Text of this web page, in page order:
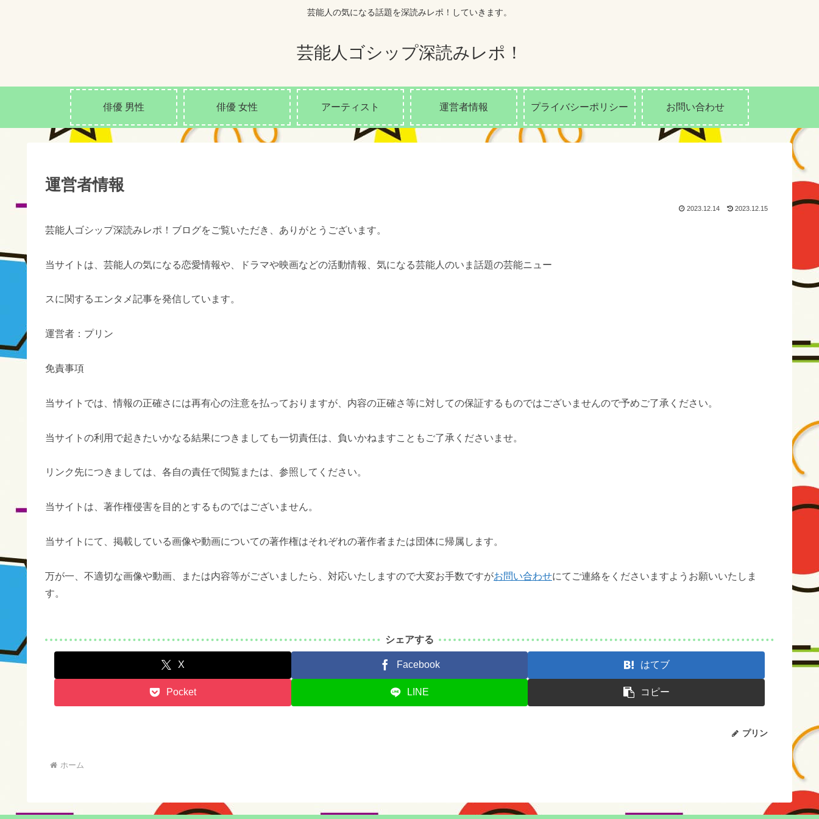
芸能人の気になる話題を深読みレポ！していきます。
芸能人ゴシップ深読みレポ！
俳優 男性 俳優 女性 アーティスト 運営者情報 プライバシーポリシー お問い合わせ
運営者情報
2023.12.14 2023.12.15
芸能人ゴシップ深読みレポ！ブログをご覧いただき、ありがとうございます。
当サイトは、芸能人の気になる恋愛情報や、ドラマや映画などの活動情報、気になる芸能人のいま話題の芸能ニュー
スに関するエンタメ記事を発信しています。
運営者：プリン
免責事項
当サイトでは、情報の正確さには再有心の注意を払っておりますが、内容の正確さ等に対しての保証するものではございませんので予めご了承ください。
当サイトの利用で起きたいかなる結果につきましても一切責任は、負いかねますこともご了承くださいませ。
リンク先につきましては、各自の責任で閲覧または、参照してください。
当サイトは、著作権侵害を目的とするものではございません。
当サイトにて、掲載している画像や動画についての著作権はそれぞれの著作者または団体に帰属します。
万が一、不適切な画像や動画、または内容等がございましたら、対応いたしますので大変お手数ですがお問い合わせにてご連絡をくださいますようお願いいたしま
す。
シェアする
X Facebook はてブ
Pocket LINE コピー
プリン
ホーム